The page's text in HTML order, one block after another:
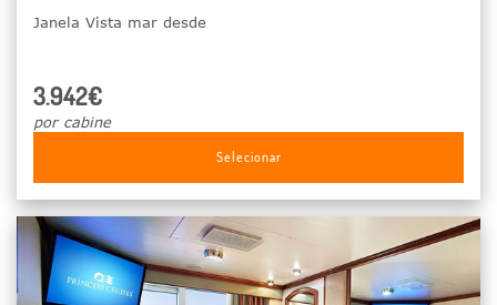
Janela Vista mar desde
3.942€
por cabine
Selecionar